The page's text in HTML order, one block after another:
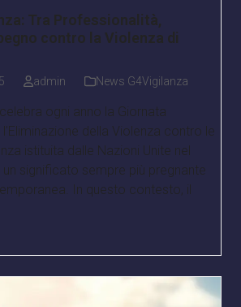
Tra Professionalità,
contro la Violenza di
admin News G4Vigilanza
ogni anno la Giornata
l'Eliminazione della Violenza contro le
istituita dalle Nazioni Unite nel
significato sempre più pregnante
In questo contesto, il